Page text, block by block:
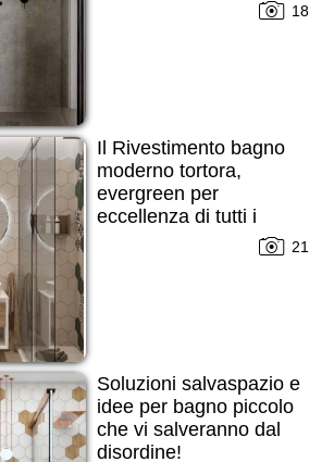
18
Il Rivestimento bagno
moderno tortora,
evergreen per
eccellenza di tutti i
21
Soluzioni salvaspazio e
idee per bagno piccolo
che vi salveranno dal
disordine!